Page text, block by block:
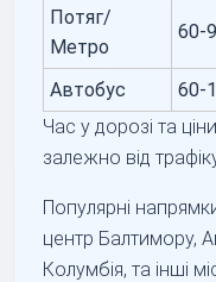
Потяг/
Метро
60-
Автобус 60-
Час у дорозі та
залежно від
Популярні
центр Балтимору,
Колумбія, та інші